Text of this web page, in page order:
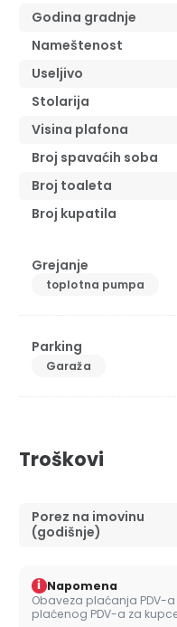
Godina gradnje
Nameštenost
Useljivo
Stolarija
Visina plafona
Broj spavaćih soba
Broj toaleta
Broj kupatila
Grejanje
toplotna pumpa
Parking
Garaža
Troškovi
Porez na imovinu
(godišnje)
i Napomena
Obaveza plaćanja PDV-
plaćenog PDV-a za